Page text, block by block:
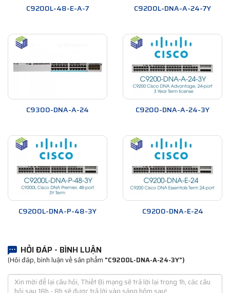
C9200L-48-E-A-7 C9200L-DNA-A-24-7Y
C9300-DNA-A-24 C9200-DNA-A-24-3Y
C9200L-DNA-P-48-3Y C9200-DNA-E-24
HỎI ĐÁP - BÌNH LUẬN
(Hỏi đáp, bình luận về sản phẩm "C9200L-DNA-A-24-3Y")